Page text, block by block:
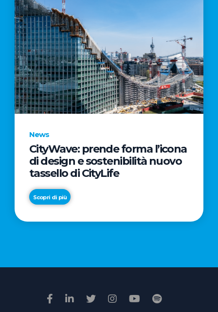
News
CityWave: prende forma l’icona
di design e sostenibilità nuovo
tassello di CityLife
Scopri di più
News
“Passione
il
della
giuria